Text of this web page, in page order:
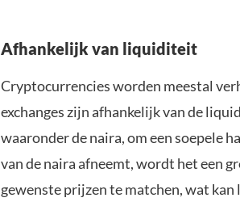
Afhankelijk van liquiditeit
Cryptocurrencies worden meestal
exchanges zijn afhankelijk van de
waaronder de naira, om een soepele
van de naira afneemt, wordt het een
gewenste prijzen te matchen, wat